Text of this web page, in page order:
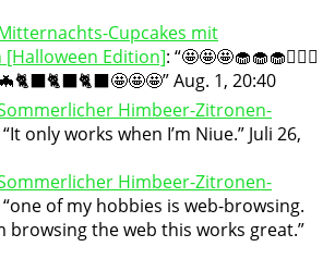
Cupcakes mit
[Halloween Edition]: “🤩🤩🤩🧁🧁🧁🧛🏻‍♀️
”Aug. 1, 20:40
Himbeer-Zitronen-
It only works when I’m Niue.” Juli 26,
Himbeer-Zitronen-
one of my hobbies is web-browsing.
browsing the web this works great.”